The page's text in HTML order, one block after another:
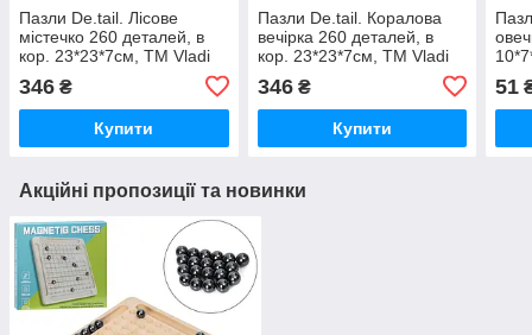
Пазли De.tail. Лісове
містечко 260 деталей, в
кор. 23*23*7см, ТМ Vladi
346 ₴
Купити
Пазли De.tail. Коралова
вечірка 260 деталей, в
кор. 23*23*7см, ТМ Vladi
346₴
Купити
51
Акційні пропозиції та новинки